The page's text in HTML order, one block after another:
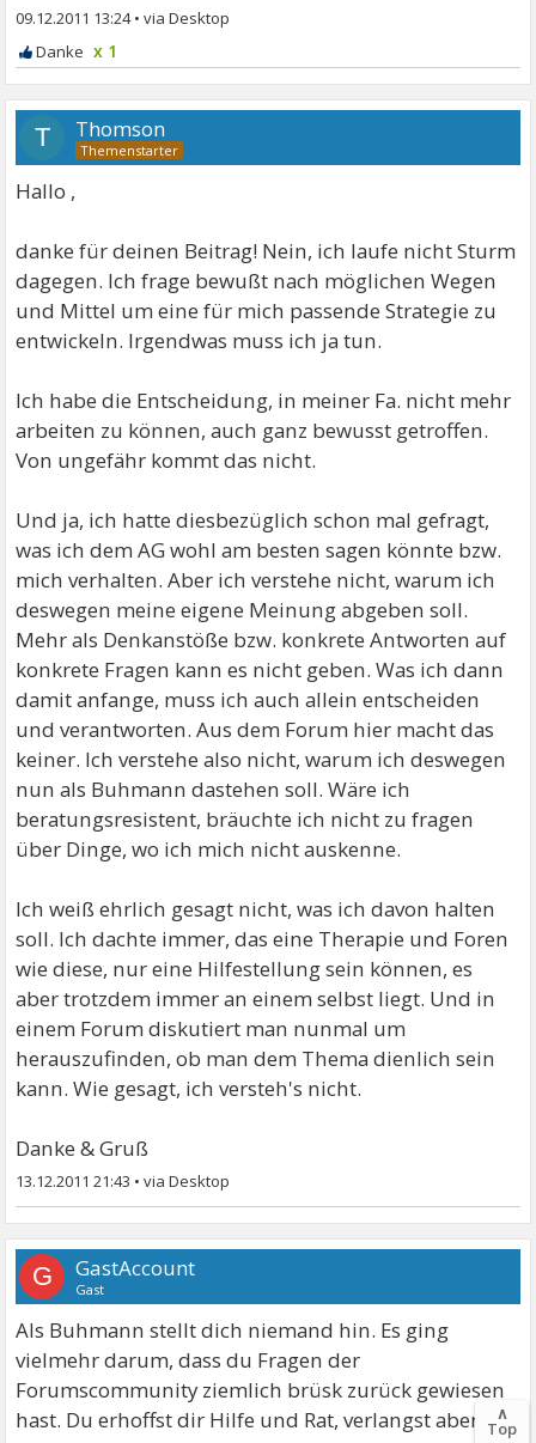
09.12.2011 13:24•
x 1
T Thomson
Hallo ,
danke für deinen Beitrag! Nein, ich laufe nicht Sturm
dagegen. Ich frage bewußt nach möglichen Wegen
und Mittel um eine für mich passende Strategie zu
entwickeln. Irgendwas muss ich ja tun.
Ich habe die Entscheidung, in meiner Fa. nicht mehr
arbeiten zu können, auch ganz bewusst getroffen.
Von ungefähr kommt das nicht.
Und ja, ich hatte diesbezüglich schon mal gefragt,
was ich dem AG wohl am besten sagen könnte bzw.
mich verhalten. Aber ich verstehe nicht, warum ich
deswegen meine eigene Meinung abgeben soll.
Mehr als Denkanstöße bzw. konkrete Antworten auf
konkrete Fragen kann es nicht geben. Was ich dann
damit anfange, muss ich auch allein entscheiden
und verantworten. Aus dem Forum hier macht das
keiner. Ich verstehe also nicht, warum ich deswegen
nun als Buhmann dastehen soll. Wäre ich
beratungsresistent, bräuchte ich nicht zu fragen
über Dinge, wo ich mich nicht auskenne.
Ich weiß ehrlich gesagt nicht, was ich davon halten
soll. Ich dachte immer, das eine Therapie und Foren
wie diese, nur eine Hilfestellung sein können, es
aber trotzdem immer an einem selbst liegt. Und in
einem Forum diskutiert man nunmal um
herauszufinden, ob man dem Thema dienlich sein
kann. Wie gesagt, ich versteh's nicht.
Danke & Gruß
13.12.2011 21:43 •
G GastAccount
Gast
Als Buhmann stellt dich niemand hin. Es ging
vielmehr darum, dass du Fragen der
Forumscommunity ziemlich brüsk zurück gewiesen
hast. Du erhoffst dir Hilfe und Rat, verlangst aber im
∧
Top